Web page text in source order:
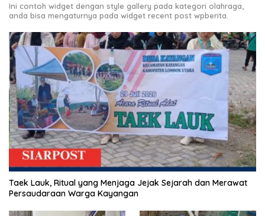
Ini contoh widget dengan style gallery pada kategori olahraga,
anda bisa mengaturnya pada widget recent post wpberita.
Taek Lauk, Ritual yang Menjaga Jejak Sejarah dan Merawat
Persaudaraan Warga Kayangan